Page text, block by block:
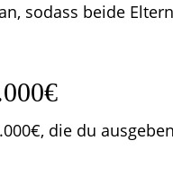
sodass beide
die du